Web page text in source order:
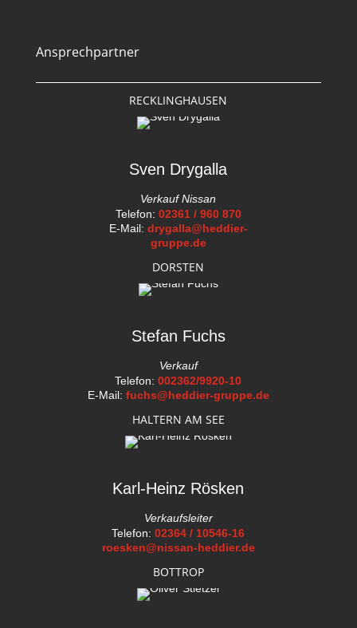
Ansprechpartner
RECKLINGHAUSEN
Sven Drygalla
Verkauf Nissan
Telefon: 02361 / 960 870
E-Mail: drygalla@heddier-
gruppe.de
DORSTEN
Stefan Fuchs
Verkauf
Telefon:002362/9920-10
E-Mail: fuchs@heddier-gruppe.de
HALTERN AM SEE
Karl-Heinz Rösken
Verkaufsleiter
Telefon:02364 / 10546-16
roesken@nissan-heddier.de
BOTTROP